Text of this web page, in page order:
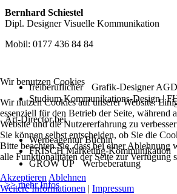
Bernhard Schiestel
Dipl. Designer Visuelle Kommunikation
Mobil: 0177 436 84 84
freiberuflicher Grafik-Designer AGD
Studium Kommunikations-Design |
Art-Director bei
Werbeagentur Büchin
FRISCH Marketing-Kommunikation
GROW UP Werbeberatung
>> mehr Infos
Wir benutzen Cookies
Wir nutzen Cookies auf unserer Website.
essenziell für den Betrieb der Seite, während
Website und die Nutzererfahrung zu
Sie können selbst entscheiden, ob Sie die
Bitte beachten Sie, dass bei einer Ablehnung
alle Funktionalitäten der Seite zur Verfügung
Akzeptieren Ablehnen
Weitere Informationen | Impressum